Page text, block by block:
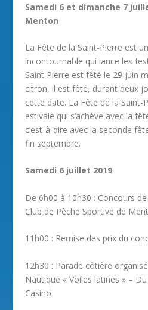
Samedi 6 et dimanche 7
Menton
La Fête de la Saint-Pierre est
incontournable qui lance les
Saint Pierre est fêté le 29 juin
citron, il est fêté, durant deux
cette date. La Fête de la Saint-
estivale qui s’achève avec la
c’est-à-dire avec la seconde
fin septembre.
Samedi 6 juillet 2019
De 6h00 à 10h30 : Concours
Club de Pêche Sportive de
11h00 : Remise des prix du
12h30 : Parade côtière
Nautique « Voiles latines » –
Casino